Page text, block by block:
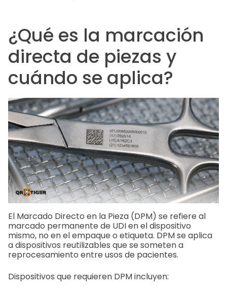
¿Qué es la marcación
directa de piezas y
cuándo se aplica?
El Marcado Directo en la Pieza (DPM) se refiere al
marcado permanente de UDI en el dispositivo
mismo, no en el empaque o etiqueta. DPM se aplica
a dispositivos reutilizables que se someten a
reprocesamiento entre usos de pacientes.
Dispositivos que requieren DPM incluyen: